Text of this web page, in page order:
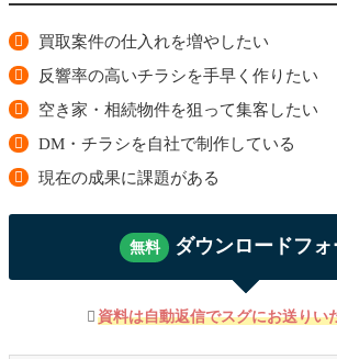
買取案件の仕入れを増やしたい
反響率の高いチラシを手早く作りたい
空き家・相続物件を狙って集客したい
DM・チラシを自社で制作している
現在の成果に課題がある
無料 ダウンロードフォ
資料は自動返信でスグにお送りい